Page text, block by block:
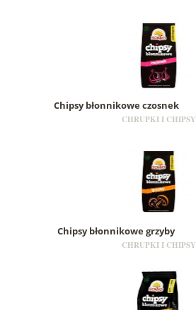
Chipsy błonnikowe czosnek
CHRUPKI I CHIPSY
Chipsy błonnikowe grzyby
CHRUPKI I CHIPSY